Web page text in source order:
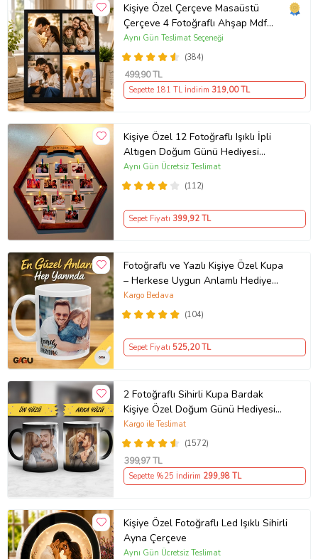
Kişiye Özel Çerçeve Masaüstü
Çerçeve 4 Fotoğraflı Ahşap Mdf
Resimli Kolaj Çerçeve
(384)
Aynı Gün Teslimat Seçeneği
499,90 TL
Sepette 181 TL İndirim 319,00 TL
Kişiye Özel 12 Fotoğraflı Işıklı İpli
Altıgen Doğum Günü Hediyesi
Ahşap Fotoğraf Panosu
(112)
Aynı Gün Ücretsiz Teslimat
Sepet Fiyatı 399,92 TL
Fotoğraflı ve Yazılı Kişiye Özel Kupa
– Herkese Uygun Anlamlı Hediye
Porselen Baskılı Kupa (Beyaz)
(104)
Kargo Bedava
Sepet Fiyatı 525,20 TL
2 Fotoğraflı Sihirli Kupa Bardak
Kişiye Özel Doğum Günü Hediyesi
Sevgiliye Hediye Anneye Babaya
Ablaya Abiye Kız Erkek Kardeşe
Arkadaşa Resimli Günü Yıl Dönümü
Hediyesi
(1572)
Kargo ile Teslimat
399,97 TL
Sepette %25 İndirim 299,98 TL
Kişiye Özel Fotoğraflı Led Işıklı Sihirli
Ayna Çerçeve
Aynı Gün Ücretsiz Teslimat